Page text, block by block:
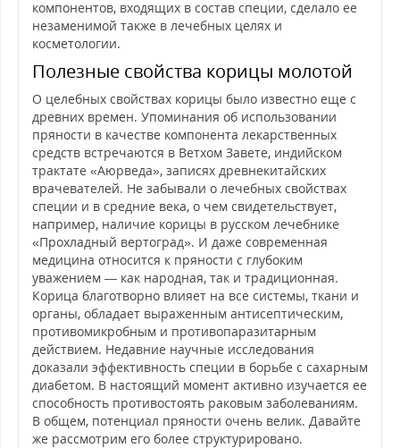
компонентов, входящих в состав специи, сделало ее
незаменимой также в лечебных целях и
косметологии.
Полезные свойства корицы молотой
О целебных свойствах корицы было известно еще с
древних времен. Упоминания об использовании
пряности в качестве компонента лекарственных
средств встречаются в Ветхом Завете, индийском
трактате «Аюрведа», записях древнекитайских
врачевателей. Не забывали о лечебных свойствах
специи и в средние века, о чем свидетельствует,
например, наличие корицы в русском лечебнике
«Прохладный вертоград». И даже современная
медицина относится к пряности с глубоким
уважением — как народная, так и традиционная.
Корица благотворно влияет на все системы, ткани и
органы, обладает выраженным антисептическим,
противомикробным и противопаразитарным
действием. Недавние научные исследования
доказали эффективность специи в борьбе с сахарным
диабетом. В настоящий момент активно изучается ее
способность противостоять раковым заболеваниям.
В общем, потенциал пряности очень велик. Давайте
же рассмотрим его более структурировано.